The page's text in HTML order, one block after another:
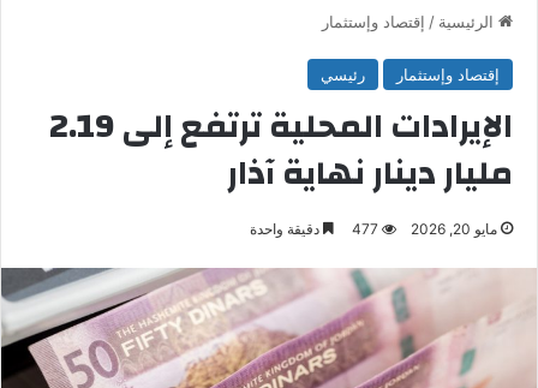
الرئيسية / إقتصاد وإستثمار
إقتصاد وإستثمار رئيسي
الإيرادات المحلية ترتفع إلى 2.19
مليار دينار نهاية آذار
مايو 20, 2026 477 دقيقة واحدة